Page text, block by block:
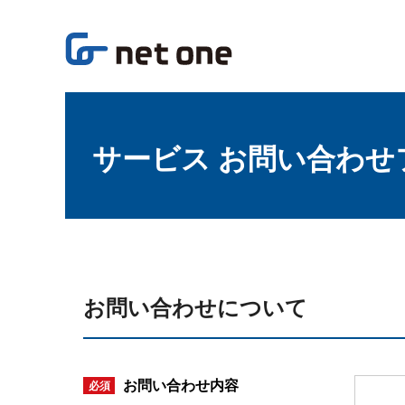
サービス お問い合わ
お問い合わせについて
必須 お問い合わせ内容